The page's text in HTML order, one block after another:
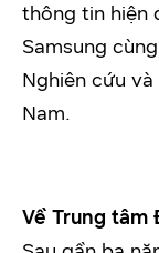
thông tin hiện
Samsung
Nghiên cứu
Nam.
Về Trung tâm